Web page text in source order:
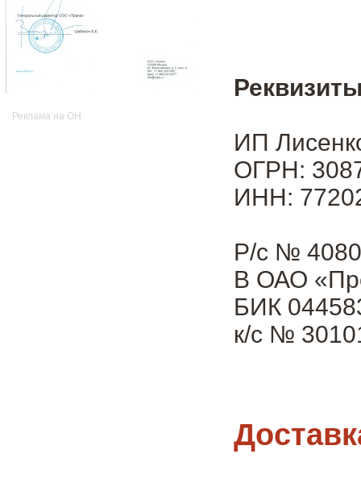
Реклама на OH:
ИП
ОГРН:
ИНН:
Р/с №
В ОАО
БИК
к/с №